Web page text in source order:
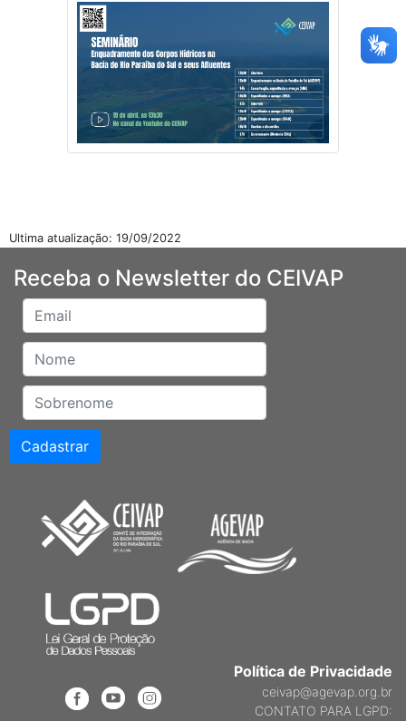
Ultima atualização: 19/09/2022
Receba o Newsletter do CEIVAP
Política de Privacidade
ceivap@agevap.org.br
CONTATO PARA LGPD: